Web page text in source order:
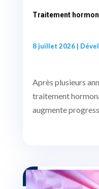
Traitement
8 juillet 2026|
Après plusieurs
traitement
augmente